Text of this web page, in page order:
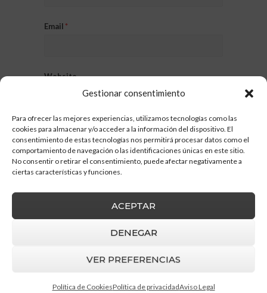
Gestionar consentimiento
Para ofrecer las mejores experiencias, utilizamos tecnologías como las
cookies para almacenar y/o acceder a la información del dispositivo. El
consentimiento de estas tecnologías nos permitirá procesar datos como el
comportamiento de navegación o las identificaciones únicas en este sitio.
No consentir o retirar el consentimiento, puede afectar negativamente a
ciertas características y funciones.
ACEPTAR
DENEGAR
VER PREFERENCIAS
Política de CookiesPolítica de privacidadAviso Legal
Email *
Website
de privacidad|Política de cookies